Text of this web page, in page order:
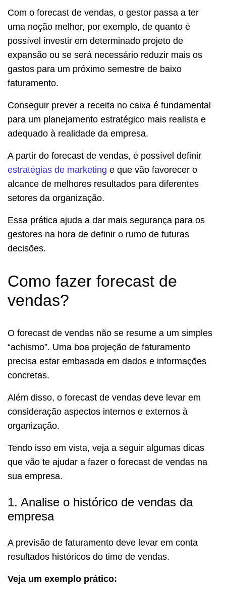
Com o forecast de vendas, o gestor passa a ter
uma noção melhor, por exemplo, de quanto é
possível investir em determinado projeto de
expansão ou se será necessário reduzir mais os
gastos para um próximo semestre de baixo
faturamento.
Conseguir prever a receita no caixa é fundamental
para um planejamento estratégico mais realista e
adequado à realidade da empresa.
A partir do forecast de vendas, é possível definir
estratégias de marketing e que vão favorecer o
alcance de melhores resultados para diferentes
setores da organização.
Essa prática ajuda a dar mais segurança para os
gestores na hora de definir o rumo de futuras
decisões.
Como fazer forecast de
vendas?
O forecast de vendas não se resume a um simples
“achismo”. Uma boa projeção de faturamento
precisa estar embasada em dados e informações
concretas.
Além disso, o forecast de vendas deve levar em
consideração aspectos internos e externos à
organização.
Tendo isso em vista, veja a seguir algumas dicas
que vão te ajudar a fazer o forecast de vendas na
sua empresa.
1. Analise o histórico de vendas da
empresa
A previsão de faturamento deve levar em conta
resultados históricos do time de vendas.
Veja um exemplo prático: